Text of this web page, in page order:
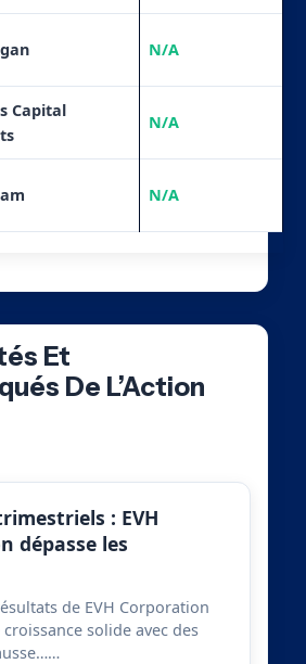
N/A
Capital
N/A
N/A
Et
De L’Action
: EVH
dépasse les
de EVH Corporation
solide avec des